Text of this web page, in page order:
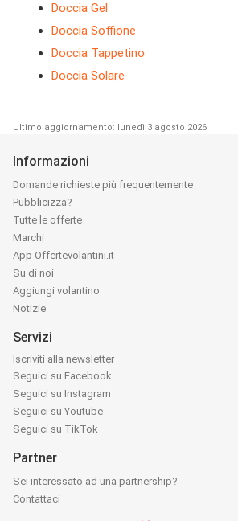
Doccia Gel
Doccia Soffione
Doccia Tappetino
Doccia Solare
Ultimo aggiornamento: lunedì 3 agosto 2026
Informazioni
Domande richieste più frequentemente
Pubblicizza?
Tutte le offerte
Marchi
App Offertevolantini.it
Su di noi
Aggiungi volantino
Notizie
Servizi
Iscriviti alla newsletter
Seguici su Facebook
Seguici su Instagram
Seguici su Youtube
Seguici su TikTok
Partner
Sei interessato ad una partnership?
Contattaci